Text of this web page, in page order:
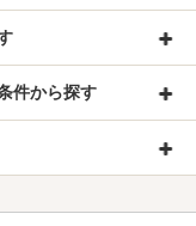
件から探す